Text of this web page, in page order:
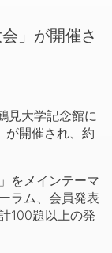
」が開催さ
見大学記念館に
開催され、約
をメインテーマ
ラム、会員発表
100題以上の発